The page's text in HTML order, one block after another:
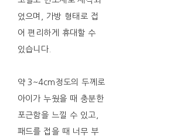
었으며, 가방 형태로 접
어 편리하게 휴대할 수
있습니다.
약 3~4cm정도의 두께로
아이가 누웠을 때 충분한
포근함을 느낄 수 있고,
패드를 접을 때 너무 부